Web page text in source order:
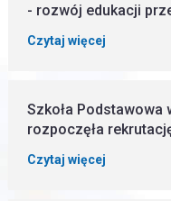
- rozwój edukacji
Czytaj więcej
Szkoła Podstawowa
rozpoczęła
Czytaj więcej